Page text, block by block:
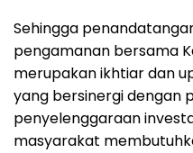
Sehingga
pengamanan bersama
merupakan ikhtiar dan
yang bersinergi dengan
penyelenggaraan
masyarakat